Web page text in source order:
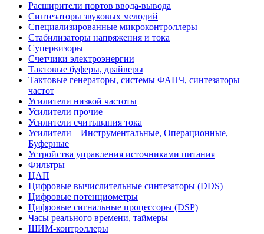
Расширители портов ввода-вывода
Синтезаторы звуковых мелодий
Специализированные микроконтроллеры
Стабилизаторы напряжения и тока
Супервизоры
Счетчики электроэнергии
Тактовые буферы, драйверы
Тактовые генераторы, системы ФАПЧ, синтезаторы
частот
Усилители низкой частоты
Усилители прочие
Усилители считывания тока
Усилители – Инструментальные, Операционные,
Буферные
Устройства управления источниками питания
Фильтры
ЦАП
Цифровые вычислительные синтезаторы (DDS)
Цифровые потенциометры
Цифровые сигнальные процессоры (DSP)
Часы реального времени, таймеры
ШИМ-контроллеры